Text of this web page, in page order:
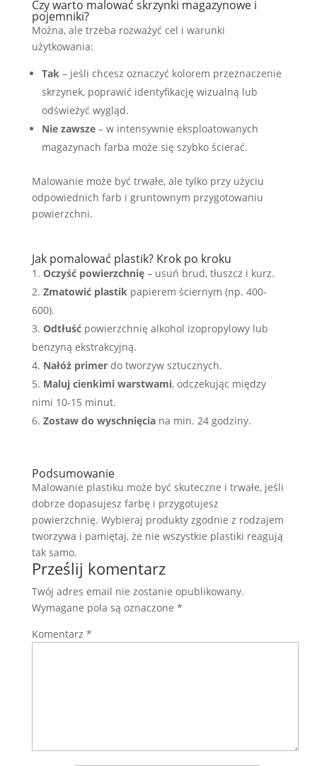
Czy warto malować skrzynki magazynowe i
pojemniki?
Można, ale trzeba rozważyć cel i warunki
użytkowania:
Tak– jeśli chcesz oznaczyć kolorem przeznaczenie
skrzynek, poprawić identyfikację wizualną lub
odświeżyć wygląd.
Nie zawsze– w intensywnie eksploatowanych
magazynach farba może się szybko ścierać.
Malowanie może być trwałe, ale tylko przy użyciu
odpowiednich farb i gruntownym przygotowaniu
powierzchni.
Jak pomalować plastik? Krok po kroku
Oczyść powierzchnię– usuń brud, tłuszcz i kurz.
Zmatowić plastikpapierem ściernym (np. 400-
600).
Odtłuśćpowierzchnię alkohol izopropylowy lub
benzyną ekstrakcyjną.
Nałóż primerdo tworzyw sztucznych.
Maluj cienkimi warstwami, odczekując między
nimi 10-15 minut.
Zostaw do wyschnięciana min. 24 godziny.
Podsumowanie
Malowanie plastiku może być skuteczne i trwałe, jeśli
dobrze dopasujesz farbę i przygotujesz
powierzchnię. Wybieraj produkty zgodnie z rodzajem
tworzywa i pamiętaj, że nie wszystkie plastiki reagują
tak samo.
Prześlij komentarz
Twój adres email nie zostanie opublikowany.
Wymagane pola są oznaczone *
Komentarz *